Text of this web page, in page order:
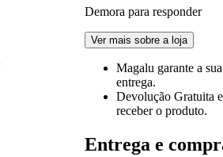
Demora para responder
Ver mais sobre a loja
Magalu garante a
entrega.
Devolução Gratuita
receber o produto.
Entrega e